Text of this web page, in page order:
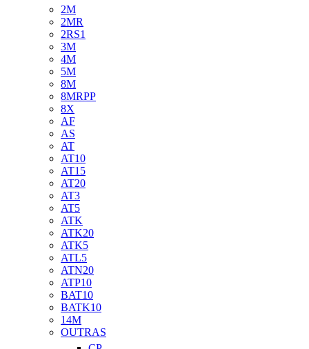
2M
2MR
2RS1
3M
4M
5M
8M
8MRPP
8X
AF
AS
AT
AT10
AT15
AT20
AT3
AT5
ATK
ATK20
ATK5
ATL5
ATN20
ATP10
BAT10
BATK10
14M
OUTRAS